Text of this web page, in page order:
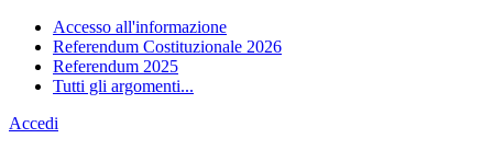
Accesso all'informazione
Referendum Costituzionale 2026
Referendum 2025
Tutti gli argomenti...
Accedi